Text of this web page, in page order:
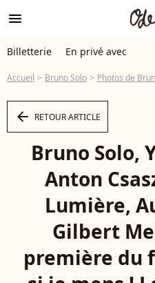
menu
Billetterie En privé avec
Accueil Bruno Solo Photos de
arrow_left RETOUR ARTICLE
Bruno Solo,
Anton
Lumière,
Gilbert
première du